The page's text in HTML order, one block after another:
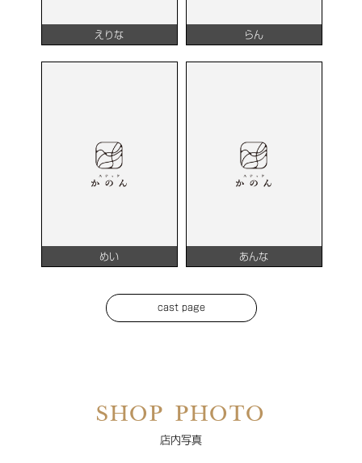
えりな らん
めい あんな
cast page
SHOP PHOTO
店内写真